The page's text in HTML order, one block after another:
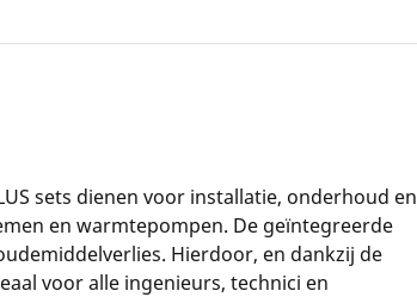
sets dienen voor installatie, onderhoud en
en warmtepompen. De geïntegreerde
Hierdoor, en dankzij de
voor alle ingenieurs, technici en